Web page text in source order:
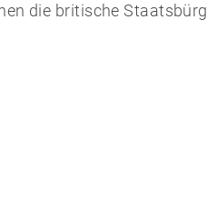
die britische